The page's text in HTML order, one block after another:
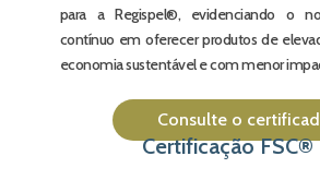
para a Regispel®, evidenciando o
contínuo em oferecer produtos de
economia sustentável e com menor
Consulte o
Certificação FSC®